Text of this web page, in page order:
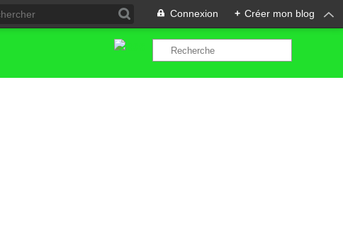
Connexion + Créer mon blog